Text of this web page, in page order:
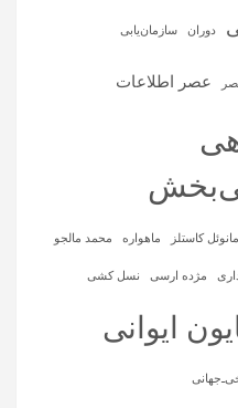
دوران سازمان‌یابی
عصر اطلاعات
مانوئل کاستلز ماهواره‌ محمد مالجو
مژده ارسی نسل کشی
ایوانی